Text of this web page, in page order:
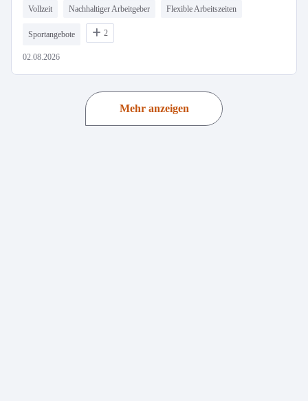
Vollzeit Nachhaltiger Arbeitgeber Flexible Arbeitszeiten
Sportangebote 2
02.08.2026
Mehr anzeigen